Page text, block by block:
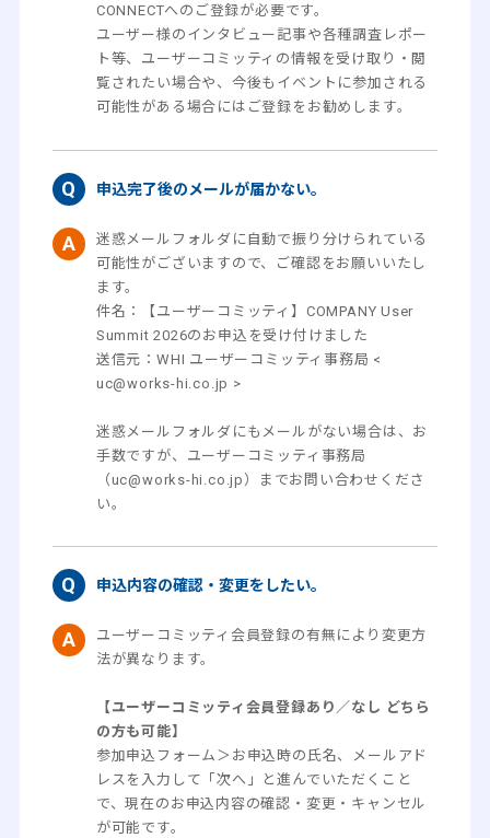
CONNECTへのご登録が必要です。
ユーザー様のインタビュー記事や各種調査レポー
ト等、ユーザーコミッティの情報を受け取り・閲
覧されたい場合や、今後もイベントに参加される
可能性がある場合にはご登録をお勧めします。
申込完了後のメールが届かない。
迷惑メールフォルダに自動で振り分けられている
可能性がございますので、ご確認をお願いいたし
ます。
件名：【ユーザーコミッティ】COMPANY User
Summit 2026のお申込を受け付けました
送信元：WHI ユーザーコミッティ事務局 <
uc@works-hi.co.jp >
迷惑メールフォルダにもメールがない場合は、お
手数ですが、ユーザーコミッティ事務局
（uc@works-hi.co.jp）までお問い合わせくださ
い。
申込内容の確認・変更をしたい。
ユーザーコミッティ会員登録の有無により変更方
法が異なります。
【ユーザーコミッティ会員登録あり／なし どちら
の方も可能】
参加申込フォーム＞お申込時の氏名、メールアド
レスを入力して「次へ」と進んでいただくこと
で、現在のお申込内容の確認・変更・キャンセル
が可能です。